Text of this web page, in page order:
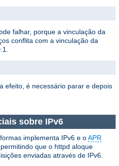
falhar, porque a vinculação da
conflita com a vinculação da
efeito, é necessário parar e depois
sobre IPv6
implementa IPv6 e oAPR
que o httpd aloque
enviadas através de IPv6.